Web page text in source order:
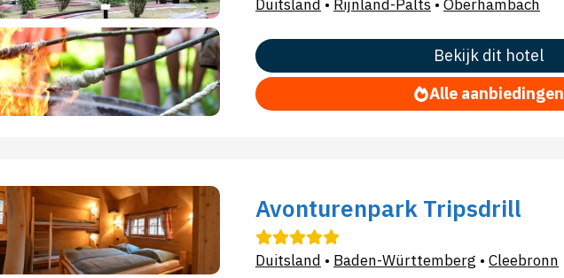
Duitsland • Rijnland-Palts • Oberhambach
Bekijk dit hotel
Alle aanbiedingen
Avonturenpark Tripsdrill
Duitsland • Baden-Württemberg • Cleebronn